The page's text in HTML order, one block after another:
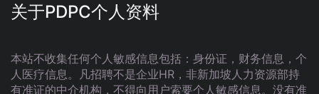
关于PDPC个人资料
本站不收集任何个人敏感信息包括：身份证，财务信息，个
人医疗信息。凡招聘不是企业HR，非新加坡人力资源部持
有准证的中介机构，不得向用户索要个人敏感信息。没有准